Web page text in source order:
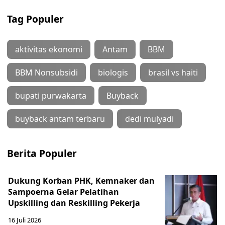
Tag Populer
aktivitas ekonomi Antam BBM
BBM Nonsubsidi biologis brasil vs haiti
bupati purwakarta Buyback
buyback antam terbaru dedi mulyadi
Berita Populer
Dukung Korban PHK, Kemnaker dan
Sampoerna Gelar Pelatihan
Upskilling dan Reskilling Pekerja
16 Juli 2026